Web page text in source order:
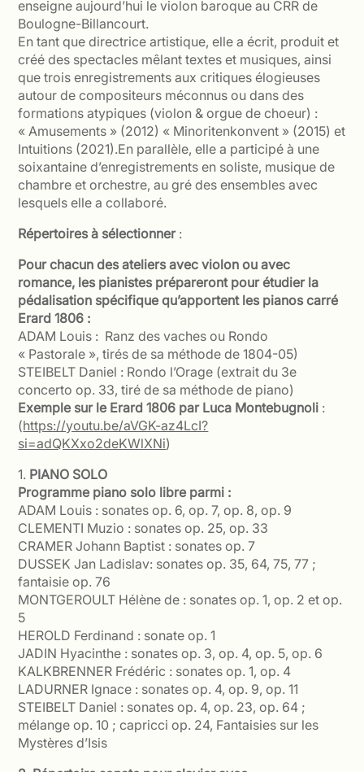
enseigne aujourd’hui le violon baroque au CRR de
Boulogne-Billancourt.
En tant que directrice artistique, elle a écrit, produit et
créé des spectacles mêlant textes et musiques, ainsi
que trois enregistrements aux critiques élogieuses
autour de compositeurs méconnus ou dans des
formations atypiques (violon & orgue de choeur) :
« Amusements » (2012) « Minoritenkonvent » (2015) et
Intuitions (2021).En parallèle, elle a participé à une
soixantaine d’enregistrements en soliste, musique de
chambre et orchestre, au gré des ensembles avec
lesquels elle a collaboré.
Répertoires à sélectionner:
Pour chacun des ateliers avec violon ou avec
romance, les pianistes prépareront pour étudier la
pédalisation spécifique qu’apportentlespianoscarré
Erard 1806 :
ADAM Louis : Ranz des vaches ou Rondo
« Pastorale », tirés de sa méthode de 1804-05)
STEIBELT Daniel : Rondo l’Orage (extrait du 3e
concerto op. 33, tiré de sa méthode de piano)
Exemple sur le Erard 1806 par Luca Montebugnoli :
(https://youtu.be/aVGK-az4LcI?
si=adQKXxo2deKWlXNi)
1. PIANO SOLO
Programme piano solo libre parmi :
ADAM Louis : sonates op. 6, op. 7, op. 8, op. 9
CLEMENTI Muzio : sonates op. 25, op. 33
CRAMER Johann Baptist : sonates op. 7
DUSSEK Jan Ladislav: sonates op. 35, 64, 75, 77 ;
fantaisie op. 76
MONTGEROULT Hélène de : sonates op. 1, op. 2 et op.
5
HEROLD Ferdinand : sonate op. 1
JADIN Hyacinthe : sonates op. 3, op. 4, op. 5, op. 6
KALKBRENNER Frédéric : sonates op. 1, op. 4
LADURNER Ignace : sonates op. 4, op. 9, op. 11
STEIBELT Daniel : sonates op. 4, op. 23, op. 64 ;
mélange op. 10 ; capricci op. 24, Fantaisies sur les
Mystères d’Isis